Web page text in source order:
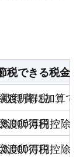
税できる税金
得費に加算で
渡所得税
万円控除
渡所得税
万円控除
渡所得税